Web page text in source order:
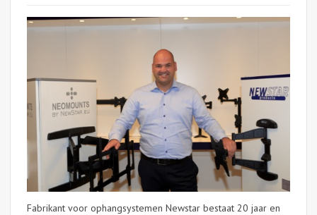
Fabrikant voor ophangsystemen Newstar bestaat 20 jaar en